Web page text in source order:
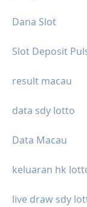
Dana Slot
Slot Deposit
result macau
data sdy lotto
Data Macau
keluaran hk
live draw sdy